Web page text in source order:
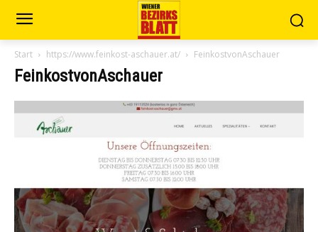
Start https://www.feinkost-aschauer.at/ FeinkostvonAschauer
FeinkostvonAschauer